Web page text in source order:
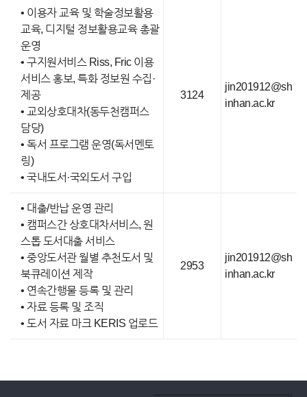
• 이용자 교육 및 학술정보활용
교육, 디지털 정보활용교육 총괄
운영
• 구지원서비스 Riss, Fric 이용
서비스 홍보, 특화 정보원 수집·
제공
• 교외상호대차(동두천캠퍼스
담당)
• 독서 프로그램 운영(독서멘토
링)
• 국내도서·국외도서 구입
3124
jin201912@sh
inhan.ac.kr
• 대출/반납 운영 관리
• 캠퍼스간 상호대차서비스, 원
스톱 도서대출 서비스
• 중앙도서관 월별 추천도서 및
북큐레이션 제작
• 연속간행물 등록 및 관리
• 자료 등록 및 조직
• 도서 자료 마크 KERIS 업로드
2953
jin201912@sh
inhan.ac.kr